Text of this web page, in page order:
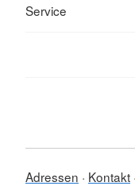
Service
Adressen Kontakt